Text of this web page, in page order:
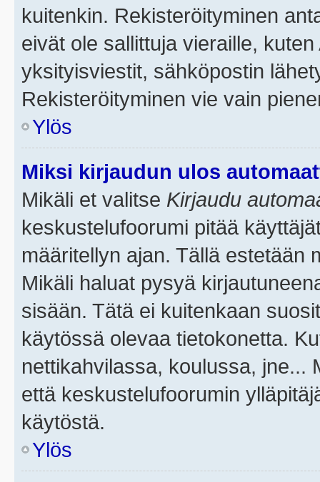
kuitenkin. Rekisteröityminen
eivät ole sallittuja vieraille,
yksityisviestit, sähköpostin
Rekisteröityminen vie vain
Ylös
Miksi kirjaudun ulos
Mikäli et valitse Kirjaudu
keskustelufoorumi pitää
määritellyn ajan. Tällä estetään
Mikäli haluat pysyä
sisään. Tätä ei kuitenkaan
käytössä olevaa tietokonetta.
nettikahvilassa, koulussa, jne...
että keskustelufoorumin
käytöstä.
Ylös